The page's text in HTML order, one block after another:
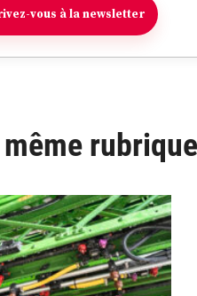
vous à la newsletter
rubrique